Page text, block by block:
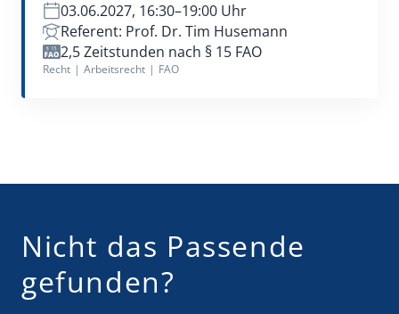
03.06.2027, 16:30–19:00 Uhr
Referent: Prof. Dr. Tim Husemann
2,5 Zeitstunden nach § 15 FAO
Recht | Arbeitsrecht | FAO
Nicht das Passende
gefunden?